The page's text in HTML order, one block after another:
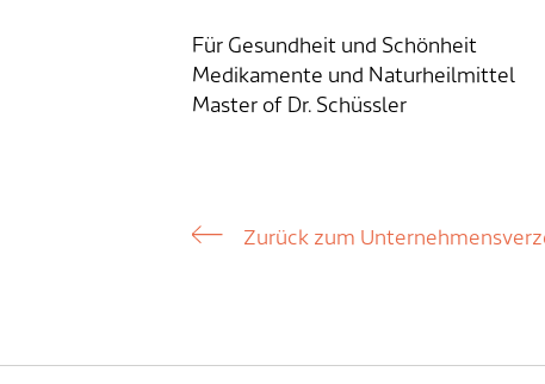
Für Gesundheit und Schönheit
Medikamente und Naturheilmittel
Master of Dr. Schüssler
Zurück zum